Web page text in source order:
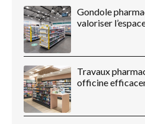
Gondole
valoriser
Travaux
officine